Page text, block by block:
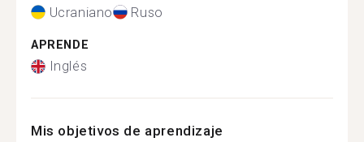
Ucraniano Ruso
APRENDE
Inglés
Mis objetivos de aprendizaje